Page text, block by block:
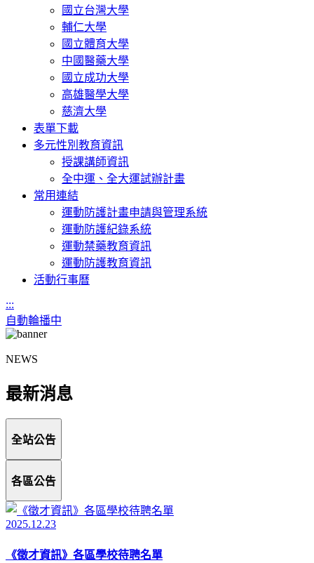
國立台灣大學
輔仁大學
國立體育大學
中國醫藥大學
國立成功大學
高雄醫學大學
慈濟大學
表單下載
多元性別教育資訊
授課講師資訊
全中運、全大運試辦計畫
常用連結
運動防護計畫申請與管理系統
運動防護紀錄系統
運動禁藥教育資訊
運動防護教育資訊
活動行事曆
:::
自動輪播中
NEWS
最新消息
全站公告
各區公告
2025.12.23
《徵才資訊》各區學校待聘名單